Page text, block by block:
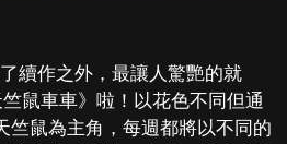
續作之外，最讓人驚艷的就
竺鼠車車》啦！以花色不同但通
竺鼠為主角，每週都將以不同的